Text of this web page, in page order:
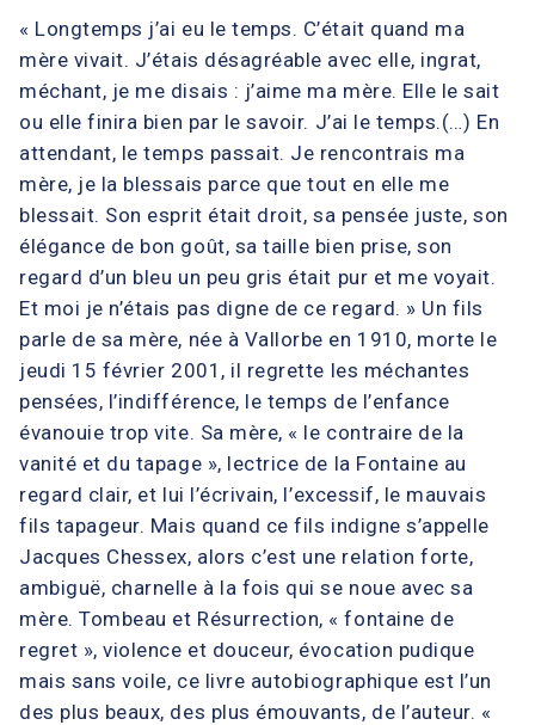
« Longtemps j’ai eu le temps. C’était quand ma
mère vivait. J’étais désagréable avec elle, ingrat,
méchant, je me disais : j’aime ma mère. Elle le sait
ou elle finira bien par le savoir. J’ai le temps.(…) En
attendant, le temps passait. Je rencontrais ma
mère, je la blessais parce que tout en elle me
blessait. Son esprit était droit, sa pensée juste, son
élégance de bon goût, sa taille bien prise, son
regard d’un bleu un peu gris était pur et me voyait.
Et moi je n’étais pas digne de ce regard. » Un fils
parle de sa mère, née à Vallorbe en 1910, morte le
jeudi 15 février 2001, il regrette les méchantes
pensées, l’indifférence, le temps de l’enfance
évanouie trop vite. Sa mère, « le contraire de la
vanité et du tapage », lectrice de la Fontaine au
regard clair, et lui l’écrivain, l’excessif, le mauvais
fils tapageur. Mais quand ce fils indigne s’appelle
Jacques Chessex, alors c’est une relation forte,
ambiguë, charnelle à la fois qui se noue avec sa
mère. Tombeau et Résurrection, « fontaine de
regret », violence et douceur, évocation pudique
mais sans voile, ce livre autobiographique est l’un
des plus beaux, des plus émouvants, de l’auteur. «